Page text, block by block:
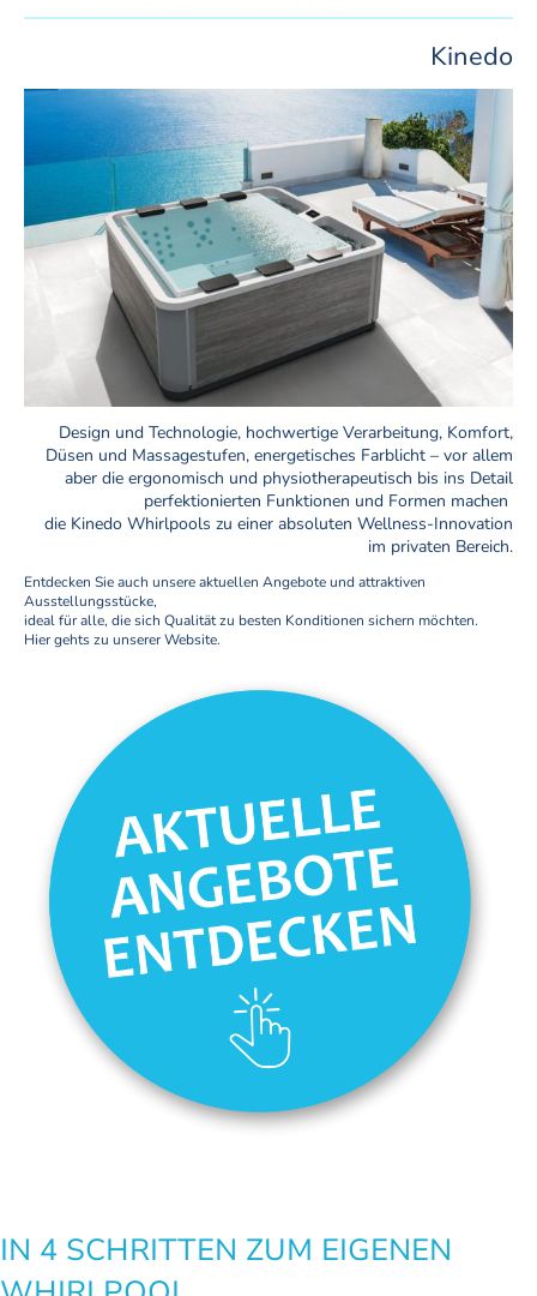
Kinedo
Design und Technologie, hochwertige Verarbeitung, Komfort,
Düsen und Massagestufen, energetisches Farblicht – vor allem
aber die ergonomisch und physiotherapeutisch bis ins Detail
perfektionierten Funktionen und Formen machen
die Kinedo Whirlpools zu einer absoluten Wellness-Innovation
im privaten Bereich.
Entdecken Sie auch unsere aktuellen Angebote und attraktiven
Ausstellungsstücke,
ideal für alle, die sich Qualität zu besten Konditionen sichern möchten.
Hier gehts zu unserer Website.
IN 4 SCHRITTEN ZUM EIGENEN